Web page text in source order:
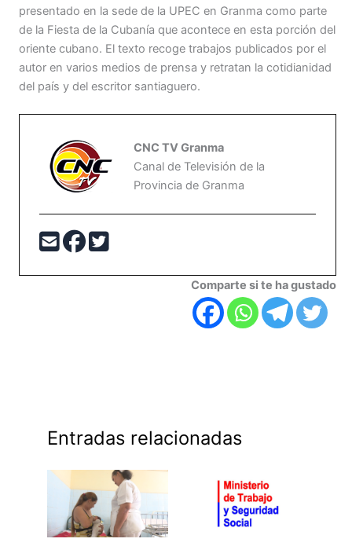
presentado en la sede de la UPEC en Granma como parte
de la Fiesta de la Cubanía que acontece en esta porción del
oriente cubano. El texto recoge trabajos publicados por el
autor en varios medios de prensa y retratan la cotidianidad
del país y del escritor santiaguero.
CNC TV Granma
Canal de Televisión de la
Provincia de Granma
Comparte si te ha gustado
Entradas relacionadas